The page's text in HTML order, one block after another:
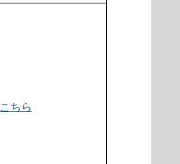
こちら